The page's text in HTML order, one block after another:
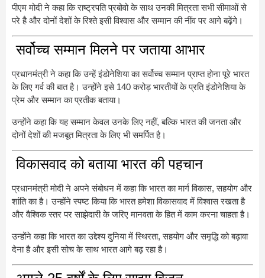
पीएम मोदी ने कहा कि राष्ट्रपति प्रबोवो के साथ उनकी मित्रता सभी सीमाओं से
परे है और दोनों देशों के रिश्ते इसी विश्वास और सम्मान की नींव पर आगे बढ़ेंगे।
सर्वोच्च सम्मान मिलने पर जताया आभार
प्रधानमंत्री ने कहा कि उन्हें इंडोनेशिया का सर्वोच्च सम्मान प्राप्त होना पूरे भारत
के लिए गर्व की बात है। उन्होंने इसे 140 करोड़ भारतीयों के प्रति इंडोनेशिया के
प्रेम और सम्मान का प्रतीक बताया।
उन्होंने कहा कि यह सम्मान केवल उनके लिए नहीं, बल्कि भारत की जनता और
दोनों देशों की मजबूत मित्रता के लिए भी समर्पित है।
विकासवाद को बताया भारत की पहचान
प्रधानमंत्री मोदी ने अपने संबोधन में कहा कि भारत का मार्ग विकास, सहयोग और
शांति का है। उन्होंने स्पष्ट किया कि भारत हमेशा विकासवाद में विश्वास रखता है
और वैश्विक स्तर पर साझेदारी के जरिए मानवता के हित में काम करना चाहता है।
उन्होंने कहा कि भारत का उद्देश्य दुनिया में स्थिरता, सहयोग और समृद्धि को बढ़ावा
देना है और इसी सोच के साथ भारत आगे बढ़ रहा है।